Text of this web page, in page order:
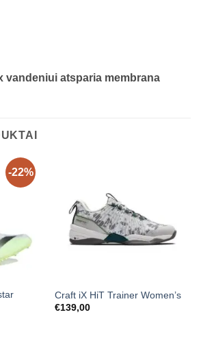
vandeniui atsparia membrana
-22%
Craft iX HiT Trainer Women’s
€139,00